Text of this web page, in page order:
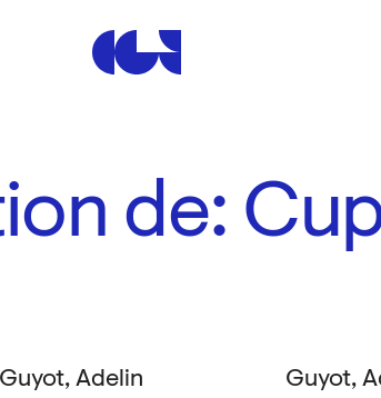
Centre de la Gravure et
de:
Guyot, Adelin Guyot,